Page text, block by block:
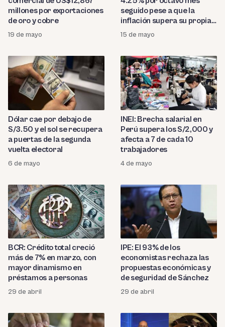
millones por exportaciones
de oro y cobre
19 de mayo
seguido pese a que la
inflación supera su propia
meta
15 de mayo
Dólar cae por debajo de
S/3.50 y el sol se recupera
a puertas de la segunda
vuelta electoral
6 de mayo
INEI: Brecha salarial en
Perú supera los S/2,000 y
afecta a 7 de cada 10
trabajadores
4 de mayo
BCR: Crédito total creció
más de 7% en marzo, con
mayor dinamismo en
préstamos a personas
29 de abril
IPE: El 93% de los
economistas rechaza las
propuestas económicas y
de seguridad de Sánchez
29 de abril